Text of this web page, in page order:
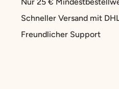
Schneller Versand mit
Freundlicher Support